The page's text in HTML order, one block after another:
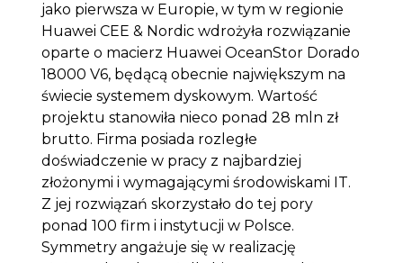
jako pierwsza w Europie, w tym w regionie
Huawei CEE & Nordic wdrożyła rozwiązanie
oparte o macierz Huawei OceanStor Dorado
18000 V6, będącą obecnie największym na
świecie systemem dyskowym. Wartość
projektu stanowiła nieco ponad 28 mln zł
brutto. Firma posiada rozległe
doświadczenie w pracy z najbardziej
złożonymi i wymagającymi środowiskami IT.
Z jej rozwiązań skorzystało do tej pory
ponad 100 firm i instytucji w Polsce.
Symmetry angażuje się w realizację